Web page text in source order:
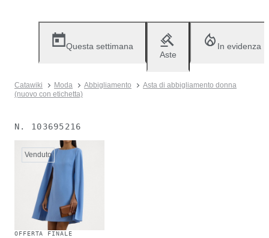
Questa settimana
Aste
In evidenza
Catawiki Moda Abbigliamento
Asta di abbigliamento donna
(nuovo con etichetta)
N. 103695216
Venduto
OFFERTA FINALE